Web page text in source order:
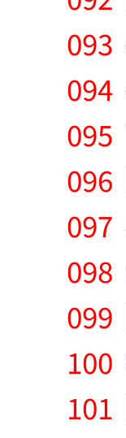
093
094
095
096
097
098
099
100
101